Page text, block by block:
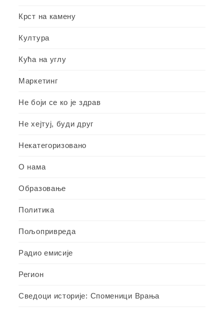
Крст на камену
Култура
Кућа на углу
Маркетинг
Не боји се ко је здрав
Не хејтуј, буди друг
Некатегоризовано
О нама
Образовање
Политика
Пољопривреда
Радио емисије
Регион
Сведоци историје: Споменици Врања